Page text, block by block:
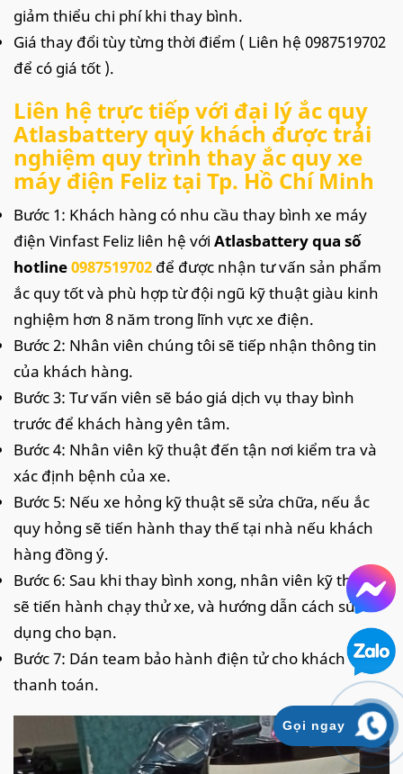
giảm thiểu chi phí khi thay bình.
Giá thay đổi tùy từng thời điểm ( Liên hệ 0987519702
để có giá tốt ).
Liên hệ trực tiếp với đại lý ắc quy
Atlasbattery quý khách được trải
nghiệm quy trình thay ắc quy xe
máy điện Feliz tại Tp. Hồ Chí Minh
Bước 1: Khách hàng có nhu cầu thay bình xe máy
điện Vinfast Feliz liên hệ với Atlasbatteryqua số
hotline0987519702 để được nhận tư vấn sản phẩm
ắc quy tốt và phù hợp từ đội ngũ kỹ thuật giàu kinh
nghiệm hơn 8 năm trong lĩnh vực xe điện.
Bước 2: Nhân viên chúng tôi sẽ tiếp nhận thông tin
của khách hàng.
Bước 3: Tư vấn viên sẽ báo giá dịch vụ thay bình
trước để khách hàng yên tâm.
Bước 4: Nhân viên kỹ thuật đến tận nơi kiểm tra và
xác định bệnh của xe.
Bước 5: Nếu xe hỏng kỹ thuật sẽ sửa chữa, nếu ắc
quy hỏng sẽ tiến hành thay thế tại nhà nếu khách
hàng đồng ý.
Bước 6: Sau khi thay bình xong, nhân viên kỹ thuật
sẽ tiến hành chạy thử xe, và hướng dẫn cách sử
dụng cho bạn.
Bước 7: Dán team bảo hành điện tử cho khách và
thanh toán.
Gọi ngay